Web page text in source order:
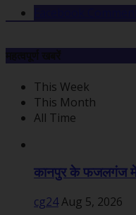
This Week
This Month
All Time
कानपुर के फजलगंज में
cg24Aug 5, 2026